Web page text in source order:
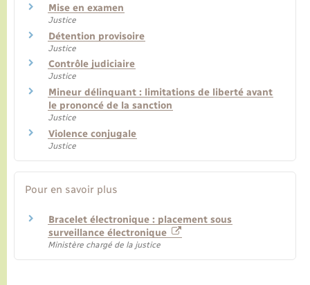
Mise en examen
Justice
Détention provisoire
Justice
Contrôle judiciaire
Justice
Mineur délinquant : limitations de liberté avant
le prononcé de la sanction
Justice
Violence conjugale
Justice
Pour en savoir plus
Bracelet électronique : placement sous
surveillance électronique
Ministère chargé de la justice